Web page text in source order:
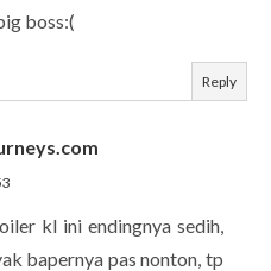
boss:(
Reply
kl ini endingnya sedih,
bapernya pas nonton, tp